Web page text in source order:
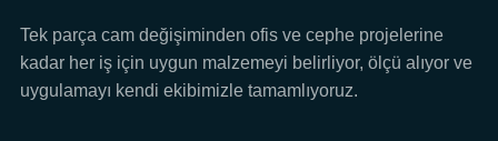
Tek parça cam değişiminden ofis ve cephe projelerine
kadar her iş için uygun malzemeyi belirliyor, ölçü alıyor ve
uygulamayı kendi ekibimizle tamamlıyoruz.